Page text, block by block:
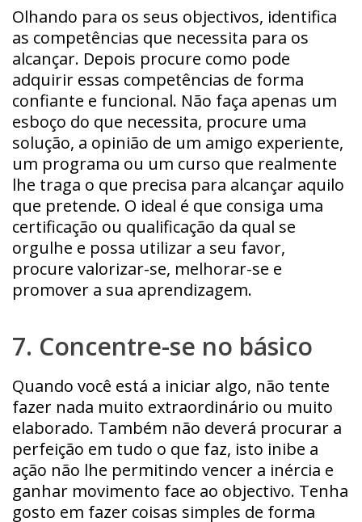
Olhando para os seus objectivos, identifica
as competências que necessita para os
alcançar. Depois procure como pode
adquirir essas competências de forma
confiante e funcional. Não faça apenas um
esboço do que necessita, procure uma
solução, a opinião de um amigo experiente,
um programa ou um curso que realmente
lhe traga o que precisa para alcançar aquilo
que pretende. O ideal é que consiga uma
certificação ou qualificação da qual se
orgulhe e possa utilizar a seu favor,
procure valorizar-se, melhorar-se e
promover a sua aprendizagem.
7. Concentre-se no básico
Quando você está a iniciar algo, não tente
fazer nada muito extraordinário ou muito
elaborado. Também não deverá procurar a
perfeição em tudo o que faz, isto inibe a
ação não lhe permitindo vencer a inércia e
ganhar movimento face ao objectivo. Tenha
gosto em fazer coisas simples de forma